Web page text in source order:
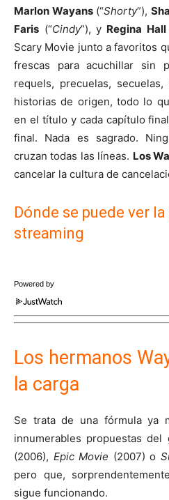
Marlon Wayans(“Shorty”),
Faris (“Cindy”), y Regina Hall
Scary Movie junto a favoritos
frescas para acuchillar sin
requels, precuelas,
historias de origen, todo lo
en el título y cada capítulo
final. Nada es sagrado.
cruzan todas las líneas. Los
cancelar la cultura de
Dónde se puede ver
streaming
Powered by
Los hermanos
la carga
Se trata de una fórmula ya
innumerables propuestas del
(2006), Epic Movie (2007) o
pero que,
sigue funcionando.